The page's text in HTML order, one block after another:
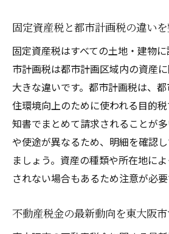
の特徴
不動産税金の支払い方法
よう
クレジットカード払いで
とは
支払い方法選択で注意し
ント
固定資産税 クレジット
を解説
固定資産税と都市計画税の違い
固定資産税はすべての土地・建物
市計画税は都市計画区域内の資産
大きな違いです。都市計画税は、
住環境向上のために使われる目的
知書でまとめて請求されることが
や使途が異なるため、明細を確認
ましょう。資産の種類や所在地に
されない場合もあるため注意が必要
不動産税金の最新動向を東大阪